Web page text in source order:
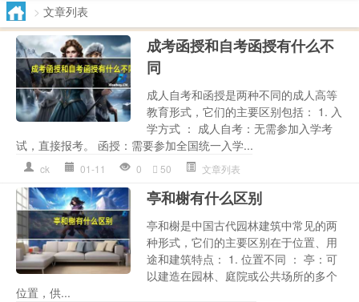
> 文章列表
成考函授和自考函授有什么不
同
成人自考和函授是两种不同的成人高等
教育形式，它们的主要区别包括： 1. 入
学方式 ： 成人自考：无需参加入学考
试，直接报考。 函授：需要参加全国统一入学...
ck 01-11 0 50 文章列表
亭和榭有什么区别
亭和榭是中国古代园林建筑中常见的两
种形式，它们的主要区别在于位置、用
途和建筑特点： 1. 位置不同 ： 亭：可
以建造在园林、庭院或公共场所的多个
位置，供...